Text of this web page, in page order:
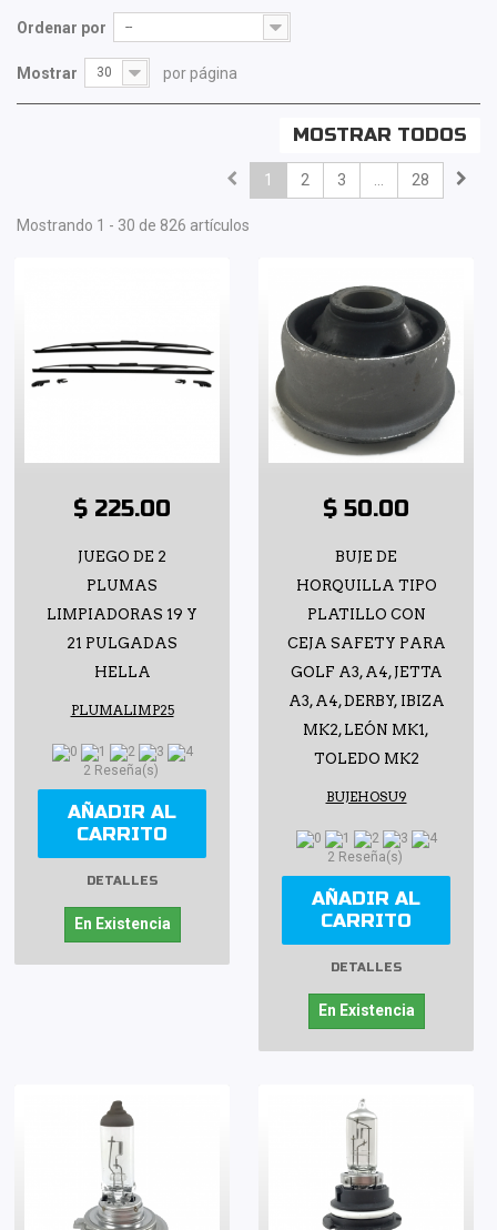
Ordenar por --
Mostrar 30 por página
MOSTRAR TODOS
1 2 3 ... 28
Mostrando 1 - 30 de 826 artículos
$ 225.00
JUEGO DE 2
PLUMAS
LIMPIADORAS 19 Y
21 PULGADAS
HELLA
PLUMALIMP25
2 Reseña(s)
AÑADIR AL
CARRITO
DETALLES
En Existencia
$ 50.00
BUJE DE
HORQUILLA TIPO
PLATILLO CON
CEJA SAFETY PARA
GOLF A3, A4, JETTA
A3, A4, DERBY, IBIZA
MK2, LEÓN MK1,
TOLEDO MK2
BUJEHOSU9
2 Reseña(s)
AÑADIR AL
CARRITO
DETALLES
En Existencia